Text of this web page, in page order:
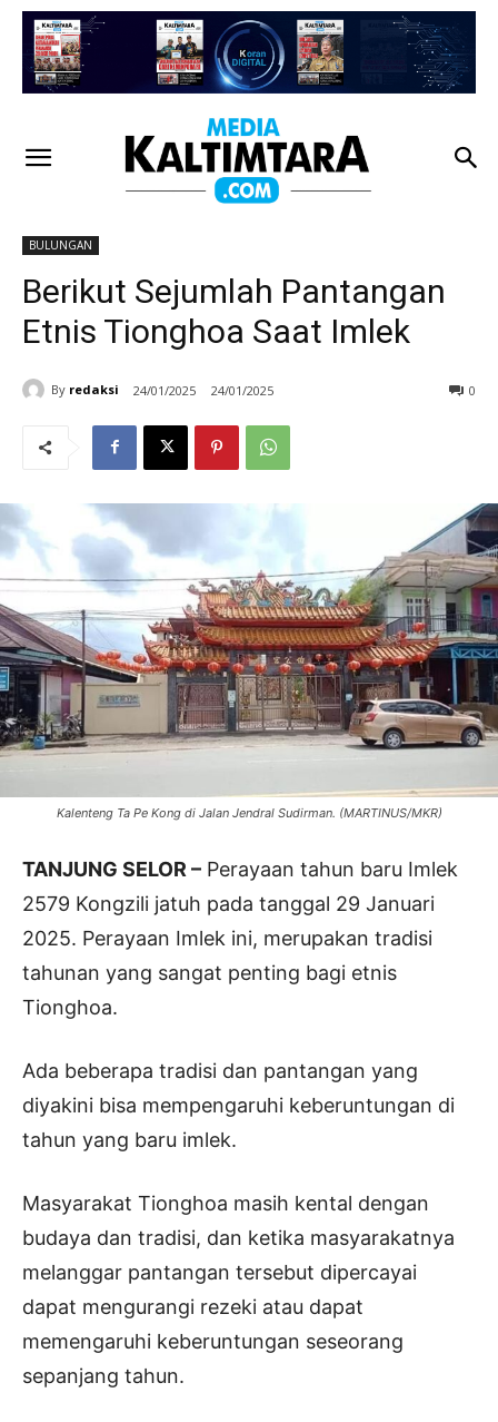
BULUNGAN
Berikut Sejumlah Pantangan
Etnis Tionghoa Saat Imlek
By redaksi 24/01/2025 24/01/2025 0
Kalenteng Ta Pe Kong di Jalan Jendral Sudirman. (MARTINUS/MKR)
TANJUNG SELOR – Perayaan tahun baru Imlek
2579 Kongzili jatuh pada tanggal 29 Januari
2025. Perayaan Imlek ini, merupakan tradisi
tahunan yang sangat penting bagi etnis
Tionghoa.
Ada beberapa tradisi dan pantangan yang
diyakini bisa mempengaruhi keberuntungan di
tahun yang baru imlek.
Masyarakat Tionghoa masih kental dengan
budaya dan tradisi, dan ketika masyarakatnya
melanggar pantangan tersebut dipercayai
dapat mengurangi rezeki atau dapat
memengaruhi keberuntungan seseorang
sepanjang tahun.